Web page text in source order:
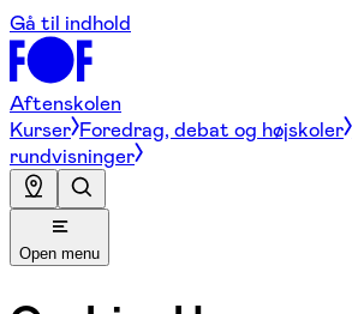
Gå til indhold
Aftenskolen
Kurser Foredrag, debat og højskoler
rundvisninger
Open menu